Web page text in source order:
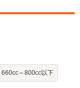
660cc～800cc以下